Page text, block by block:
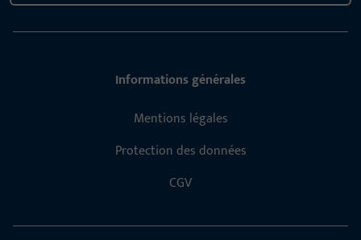
Informations générales
Mentions légales
Protection des données
CGV